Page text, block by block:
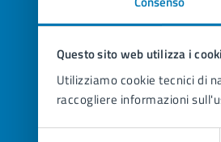
Questo sito web utilizza i
Utilizziamo cookie tecnici di
raccogliere informazioni